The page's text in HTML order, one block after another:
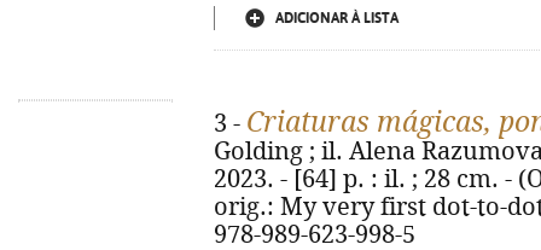
ADICIONAR À LISTA
3 - Criaturas mágicas,
Golding ; il. Alena
2023. - [64] p. : il. ; 28 cm. -
orig.: My very first dot-to-
978-989-623-998-5